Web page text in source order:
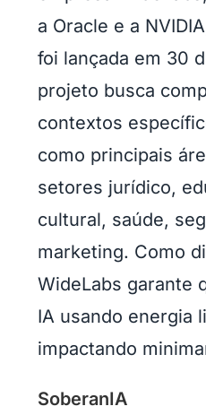
a Oracle e a
foi lançada em 30
projeto busca
contextos
como principais
setores jurídico,
cultural, saúde,
marketing. Como
WideLabs garante
IA usando energia
impactando
SoberanIA